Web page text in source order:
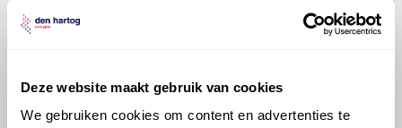
Deze website maakt gebruik van cookies
We gebruiken cookies om content en advertenties te
Voor welke onderdelen van de